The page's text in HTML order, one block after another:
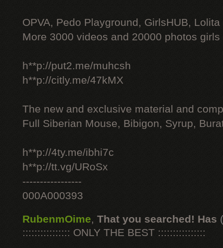
OPVA, Pedo Playground, GirlsHUB, Lolita
More 3000 videos and 20000 photos
h**p://put2.me/muhcsh
h**p://citly.me/47kMX
The new and exclusive material and
Full Siberian Mouse, Bibigon, Syrup,
h**p://4ty.me/ibhi7c
h**p://tt.vg/URoSx
-----------------
000A000393
RubenmOime, That you searched! Has
:::::::::::::::: ONLY THE BEST ::::::::::::::::